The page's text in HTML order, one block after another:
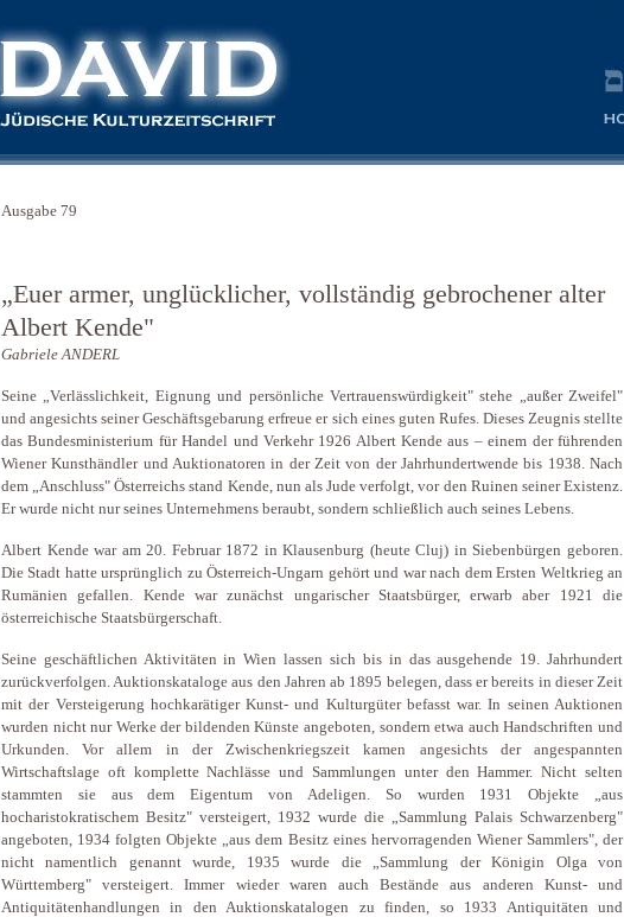
Ausgabe 79
„Euer armer, unglücklicher, vollständig gebrochener alter
Albert Kende"
Gabriele ANDERL
Seine „Verlässlichkeit, Eignung und persönliche Vertrauenswürdigkeit" stehe „außer Zweifel"
und angesichts seiner Geschäftsgebarung erfreue er sich eines guten Rufes. Dieses Zeugnis stellte
das Bundesministerium für Handel und Verkehr 1926 Albert Kende aus – einem der führenden
Wiener Kunsthändler und Auktionatoren in der Zeit von der Jahrhundertwende bis 1938. Nach
dem „Anschluss" Österreichs stand Kende, nun als Jude verfolgt, vor den Ruinen seiner Existenz.
Er wurde nicht nur seines Unternehmens beraubt, sondern schließlich auch seines Lebens.
Albert Kende war am 20. Februar 1872 in Klausenburg (heute Cluj) in Siebenbürgen geboren.
Die Stadt hatte ursprünglich zu Österreich-Ungarn gehört und war nach dem Ersten Weltkrieg an
Rumänien gefallen. Kende war zunächst ungarischer Staatsbürger, erwarb aber 1921 die
österreichische Staatsbürgerschaft.
Seine geschäftlichen Aktivitäten in Wien lassen sich bis in das ausgehende 19. Jahrhundert
zurückverfolgen. Auktionskataloge aus den Jahren ab 1895 belegen, dass er bereits in dieser Zeit
mit der Versteigerung hochkarätiger Kunst- und Kulturgüter befasst war. In seinen Auktionen
wurden nicht nur Werke der bildenden Künste angeboten, sondern etwa auch Handschriften und
Urkunden. Vor allem in der Zwischenkriegszeit kamen angesichts der angespannten
Wirtschaftslage oft komplette Nachlässe und Sammlungen unter den Hammer. Nicht selten
stammten sie aus dem Eigentum von Adeligen. So wurden 1931 Objekte „aus
hocharistokratischem Besitz" versteigert, 1932 wurde die „Sammlung Palais Schwarzenberg"
angeboten, 1934 folgten Objekte „aus dem Besitz eines hervorragenden Wiener Sammlers", der
nicht namentlich genannt wurde, 1935 wurde die „Sammlung der Königin Olga von
Württemberg" versteigert. Immer wieder waren auch Bestände aus anderen Kunst- und
Antiquitätenhandlungen in den Auktionskatalogen zu finden, so 1933 Antiquitäten und